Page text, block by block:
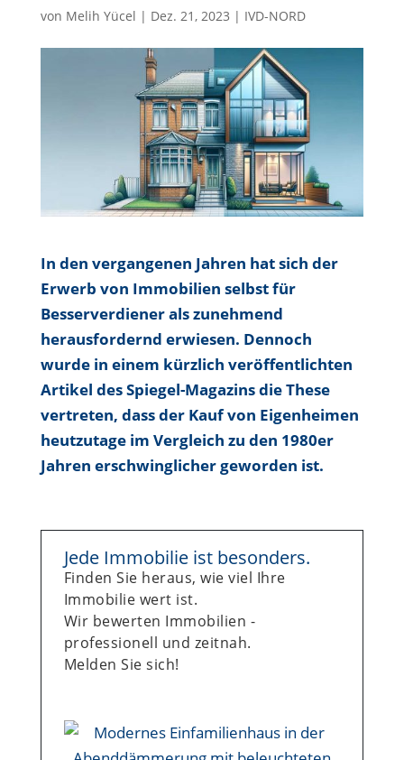
von Melih Yücel | Dez. 21, 2023 | IVD-NORD
In den vergangenen Jahren hat sich der
Erwerb von Immobilien selbst für
Besserverdiener als zunehmend
herausfordernd erwiesen. Dennoch
wurde in einem kürzlich veröffentlichten
Artikel des Spiegel-Magazinsdie These
vertreten, dass der Kauf von Eigenheimen
heutzutage im Vergleich zu den 1980er
Jahren erschwinglicher geworden ist.
Jede Immobilie ist besonders.
Finden Sie heraus, wie viel Ihre
Immobilie wert ist.
Wir bewerten Immobilien -
professionell und zeitnah.
Melden Sie sich!